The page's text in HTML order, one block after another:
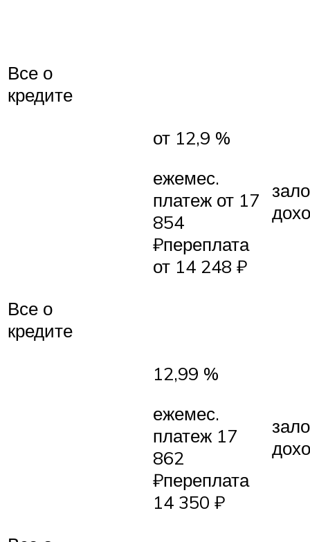
Все о
кредите
от 12,9 %
ежемес.
платеж от 17
854
₽переплата
от 14 248 ₽
Все о
кредите
12,99 %
ежемес.
платеж 17
862
₽переплата
14 350 ₽